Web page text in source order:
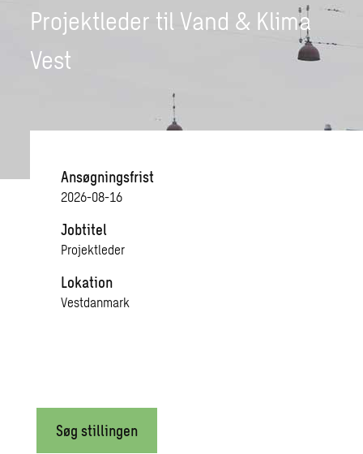
Projektleder til Vand & Klima
Vest
Ansøgningsfrist
2026-08-16
Jobtitel
Projektleder
Lokation
Vestdanmark
Søg stillingen